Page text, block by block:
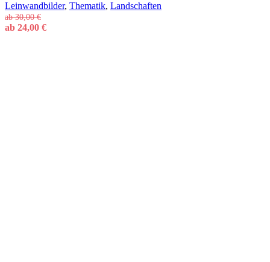
Leinwandbilder, Thematik, Landschaften
ab30,00€
ab 24,00 €